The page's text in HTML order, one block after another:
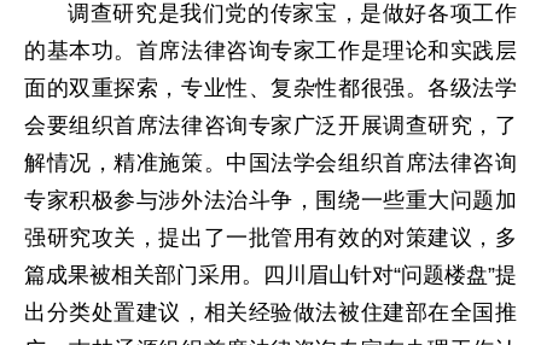
调查研究是我们党的传家宝，是做好各项工作
的基本功。首席法律咨询专家工作是理论和实践层
面的双重探索，专业性、复杂性都很强。各级法学
会要组织首席法律咨询专家广泛开展调查研究，了
解情况，精准施策。中国法学会组织首席法律咨询
专家积极参与涉外法治斗争，围绕一些重大问题加
强研究攻关，提出了一批管用有效的对策建议，多
篇成果被相关部门采用。四川眉山针对“问题楼盘”提
出分类处置建议，相关经验做法被住建部在全国推